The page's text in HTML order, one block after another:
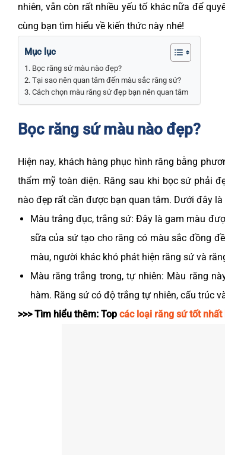
nhiên, vẫn còn rất nhiều yếu tố khác nữa để
cùng bạn tìm hiểu về kiến thức này nhé!
Mục lục
Bọc răng sứ màu nào đẹp?
Tại sao nên quan tâm đến màu sắc răng sứ?
Cách chọn màu răng sứ đẹp bạn nên quan tâm
Bọc răng sứ màu nào đẹp?
Hiện nay, khách hàng phục hình răng bằng
thẩm mỹ toàn diện. Răng sau khi bọc sứ phải
nào đẹp rất cần được bạn quan tâm. Dưới đây
Màu trắng đục, trắng sứ: Đây là gam màu
sữa của sứ tạo cho răng có màu sắc đồng
màu, người khác khó phát hiện răng sứ và
Màu răng trắng trong, tự nhiên: Màu răng
hàm. Răng sứ có độ trắng tự nhiên, cấu trúc
>>> Tìm hiểu thêm: Top các loại răng sứ tốt nhất